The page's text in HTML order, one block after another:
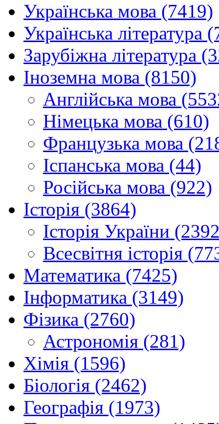
Українська мова (7419)
Українська література
Зарубіжна література
Іноземна мова (8150)
Англійська мова
Німецька мова (610)
Французька мова
Іспанська мова (44)
Російська мова (922)
Історія (3864)
Історія України
Всесвітня історія
Математика (7425)
Інформатика (3149)
Фізика (2760)
Астрономія (281)
Хімія (1596)
Біологія (2462)
Географія (1973)